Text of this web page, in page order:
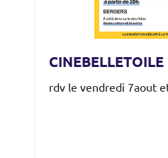
rdv le vendredi 7aout